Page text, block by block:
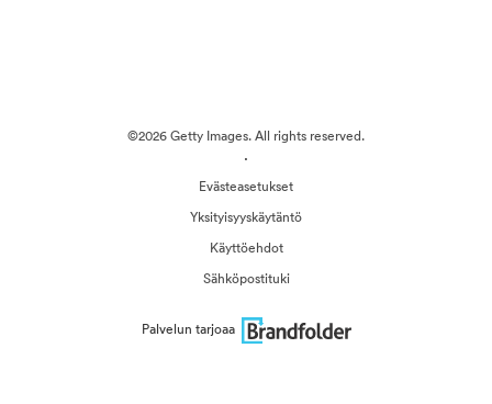
©2026 Getty Images. All rights reserved.
·
Evästeasetukset
Yksityisyyskäytäntö
Käyttöehdot
Sähköpostituki
Palvelun tarjoaa